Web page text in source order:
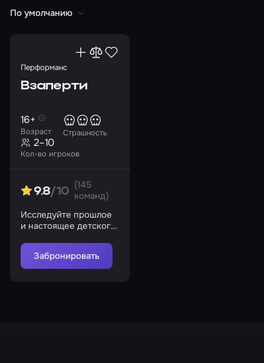
По умолчанию
Перформанс
Взаперти
Возраст
16+
Страшность
Кол-во игроков
2–10
9.8/10
(145
команд)
Исследуйте прошлое
и настоящее детского
Забронировать